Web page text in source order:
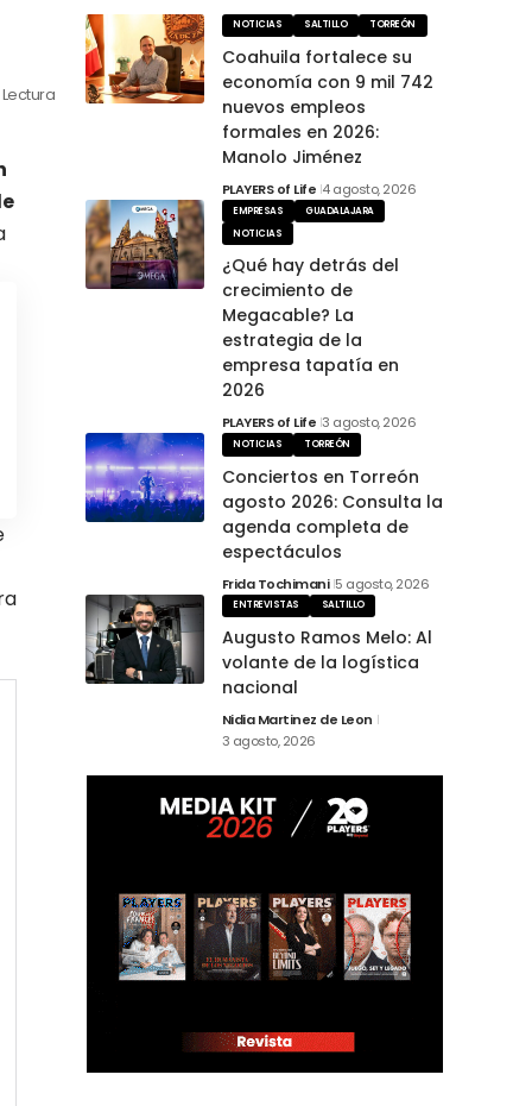
Lectura
NOTICIAS SALTILLO TORREÓN
Coahuila fortalece su
economía con 9 mil 742
nuevos empleos
formales en 2026:
Manolo Jiménez
PLAYERS of Life 4 agosto, 2026
EMPRESAS
GUADALAJARA
NOTICIAS
¿Qué hay detrás del
crecimiento de
Megacable? La
estrategia de la
empresa tapatía en
2026
PLAYERS of Life 3 agosto, 2026
NOTICIAS TORREÓN
Conciertos en Torreón
agosto 2026: Consulta la
agenda completa de
espectáculos
Frida Tochimani 5 agosto, 2026
ENTREVISTAS SALTILLO
Augusto Ramos Melo: Al
volante de la logística
nacional
Nidia Martinez de Leon
3 agosto, 2026